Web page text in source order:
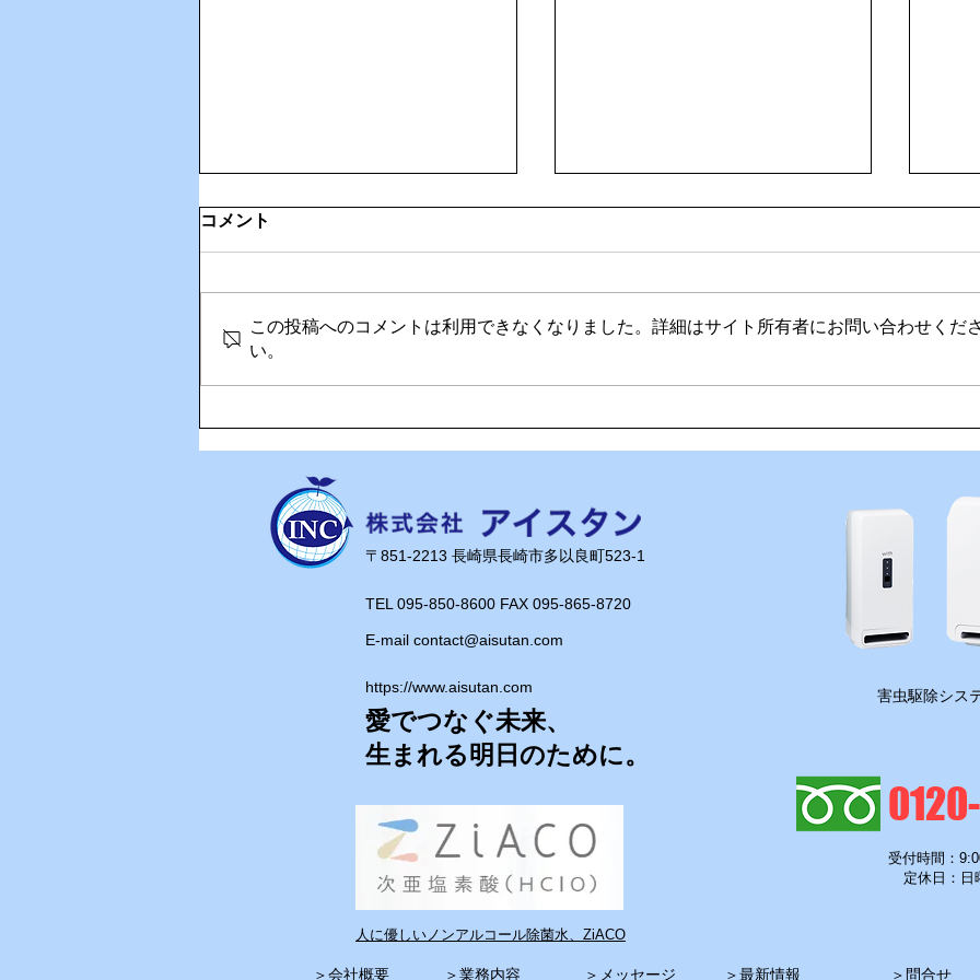
🎉Happy Birthday！奥さん
🌊ハガネの肉体を持つ職員、
🍻住
コメント
この投稿へのコメントは利用できなくなりました。詳細はサイト所有者にお問い合わせくださ
い。
​〒851-2213 長崎県長崎市多以良町523-1
TEL 095-850-8600 FAX 095-865-8720​
E-mail contact@aisutan.com
https://www.aisutan.com
愛でつなぐ未来、
​生まれる明日のために。
害虫駆除シス
受付時間：
定休日：日
人に優しいノンアルコール除菌水、ZiACO
​＞会社概要 ​＞業務内容 ​＞ メッセージ ​＞最新情報 ​＞ 問合せ